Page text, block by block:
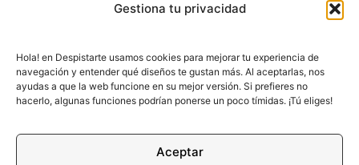
Gestiona tu privacidad
Hola! en Despistarte usamos cookies para mejorar tu experiencia de
navegación y entender qué diseños te gustan más. Al aceptarlas, nos
ayudas a que la web funcione en su mejor versión. Si prefieres no
hacerlo, algunas funciones podrían ponerse un poco tímidas. ¡Tú eliges!
Aceptar
Profesional